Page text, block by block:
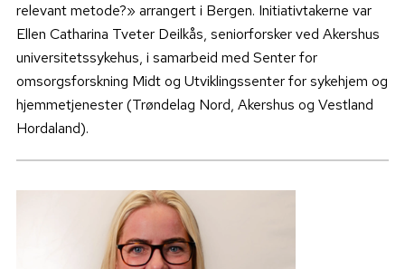
relevant metode?» arrangert i Bergen. Initiativtakerne var
Ellen Catharina Tveter Deilkås, seniorforsker ved Akershus
universitetssykehus, i samarbeid med Senter for
omsorgsforskning Midt og Utviklingssenter for sykehjem og
hjemmetjenester (Trøndelag Nord, Akershus og Vestland
Hordaland).